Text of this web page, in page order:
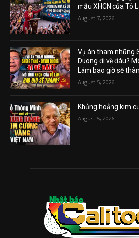
mẫu XHCN của Tô
August 7, 2026
Vụ án tham nhũng
Duong đi về đâu?
Lâm bao giờ sẽ
August 5, 2026
Khủng hoảng kim
August 5, 2026